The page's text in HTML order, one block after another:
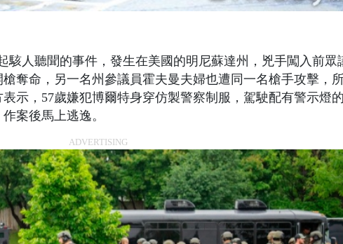
駭人聽聞的事件，發生在美國的明尼蘇達州，兇手闖入前眾
奪命，另一名州參議員霍夫曼夫婦也遭同一名槍手攻擊，
示，57歲嫌犯博爾特身穿仿製警察制服，駕駛配有警示燈
案後馬上逃逸。
ADVERTISING